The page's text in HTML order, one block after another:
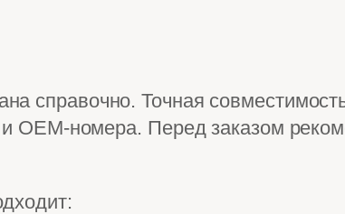
справочно. Точная
OEM-номера. Перед заказом